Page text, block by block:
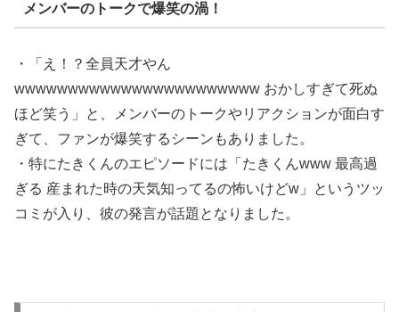
メンバーのトークで爆笑の渦！
・「え！？全員天才やん
wwwwwwwwwwwwwwwwwwwwwww おかしすぎて死ぬ
ほど笑う」と、メンバーのトークやリアクションが面白す
ぎて、ファンが爆笑するシーンもありました。
・特にたきくんのエピソードには「たきくんwww 最高過
ぎる 産まれた時の天気知ってるの怖いけどw」というツッ
コミが入り、彼の発言が話題となりました。